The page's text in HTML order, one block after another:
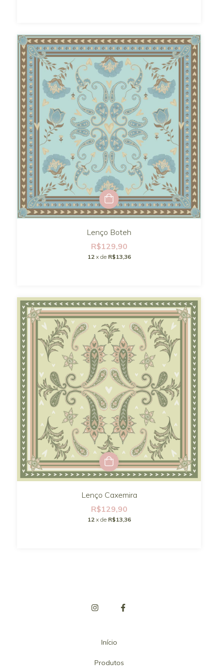
Lenço Boteh
R$129,90
12 x de R$13,36
Lenço Caxemira
R$129,90
12 x de R$13,36
Início
Produtos